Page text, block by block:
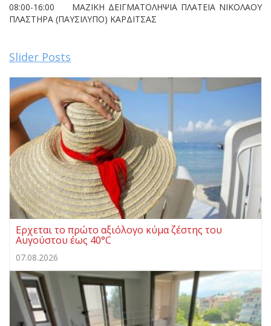
08:00-16:00 ΜΑΖΙΚΗ ΔΕΙΓΜΑΤΟΛΗΨΙΑ ΠΛΑΤΕΙΑ ΝΙΚΟΛΑΟΥ
ΠΛΑΣΤΗΡΑ (ΠΑΥΣΙΛΥΠΟ) ΚΑΡΔΙΤΣΑΣ
Slider Posts
Ερχεται το πρώτο αξιόλογο κύμα ζέστης του
Αυγούστου έως 40°C
07.08.2026